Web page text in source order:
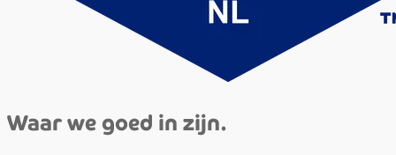
Waar we goed in zijn.